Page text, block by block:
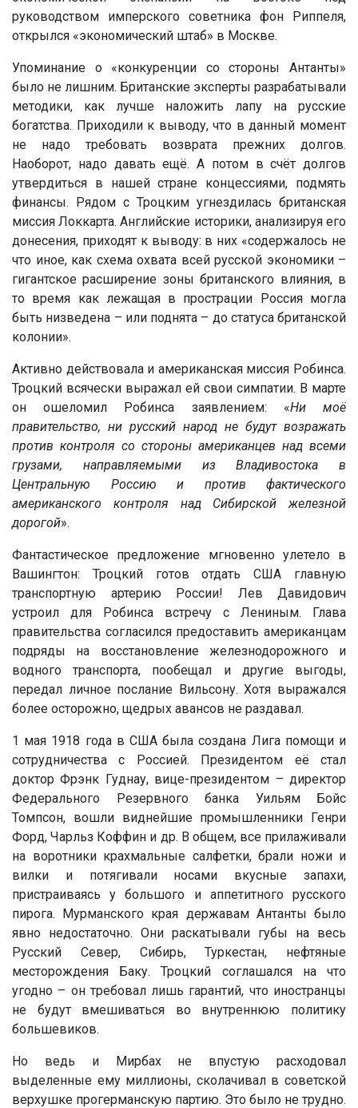
руководством имперского советника фон Риппеля,
открылся «экономический штаб» в Москве.
Упоминание о «конкуренции со стороны Антанты»
было не лишним. Британские эксперты разрабатывали
методики, как лучше наложить лапу на русские
богатства. Приходили к выводу, что в данный момент
не надо требовать возврата прежних долгов.
Наоборот, надо давать ещё. А потом в счёт долгов
утвердиться в нашей стране концессиями, подмять
финансы. Рядом с Троцким угнездилась британская
миссия Локкарта. Английские историки, анализируя его
донесения, приходят к выводу: в них «содержалось не
что иное, как схема охвата всей русской экономики –
гигантское расширение зоны британского влияния, в
то время как лежащая в прострации Россия могла
быть низведена – или поднята – до статуса британской
колонии».
Активно действовала и американская миссия Робинса.
Троцкий всячески выражал ей свои симпатии. В марте
он ошеломил Робинса заявлением: «Ни моё
правительство, ни русский народ не будут возражать
против контроля со стороны американцев над всеми
грузами, направляемыми из Владивостока в
Центральную Россию и против фактического
американского контроля над Сибирской железной
дорогой».
Фантастическое предложение мгновенно улетело в
Вашингтон: Троцкий готов отдать США главную
транспортную артерию России! Лев Давидович
устроил для Робинса встречу с Лениным. Глава
правительства согласился предоставить американцам
подряды на восстановление железнодорожного и
водного транспорта, пообещал и другие выгоды,
передал личное послание Вильсону. Хотя выражался
более осторожно, щедрых авансов не раздавал.
1 мая 1918 года в США была создана Лига помощи и
сотрудничества с Россией. Президентом её стал
доктор Фрэнк Гуднау, вице-президентом – директор
Федерального Резервного банка Уильям Бойс
Томпсон, вошли виднейшие промышленники Генри
Форд, Чарльз Коффин и др. В общем, все прилаживали
на воротники крахмальные салфетки, брали ножи и
вилки и потягивали носами вкусные запахи,
пристраиваясь у большого и аппетитного русского
пирога. Мурманского края державам Антанты было
явно недостаточно. Они раскатывали губы на весь
Русский Север, Сибирь, Туркестан, нефтяные
месторождения Баку. Троцкий соглашался на что
угодно – он требовал лишь гарантий, что иностранцы
не будут вмешиваться во внутреннюю политику
большевиков.
Но ведь и Мирбах не впустую расходовал
выделенные ему миллионы, сколачивал в советской
верхушке прогерманскую партию. Это было не трудно.